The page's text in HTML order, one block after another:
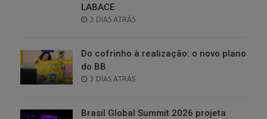
LABACE
POSTED
3 DIAS ATRÁS
Do cofrinho à realização: o novo plano
do BB
POSTED
3 DIAS ATRÁS
Brasil Global Summit 2026 projeta